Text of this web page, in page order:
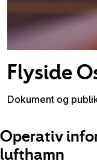
Flyside
Dokument og
Operativ
lufthamn